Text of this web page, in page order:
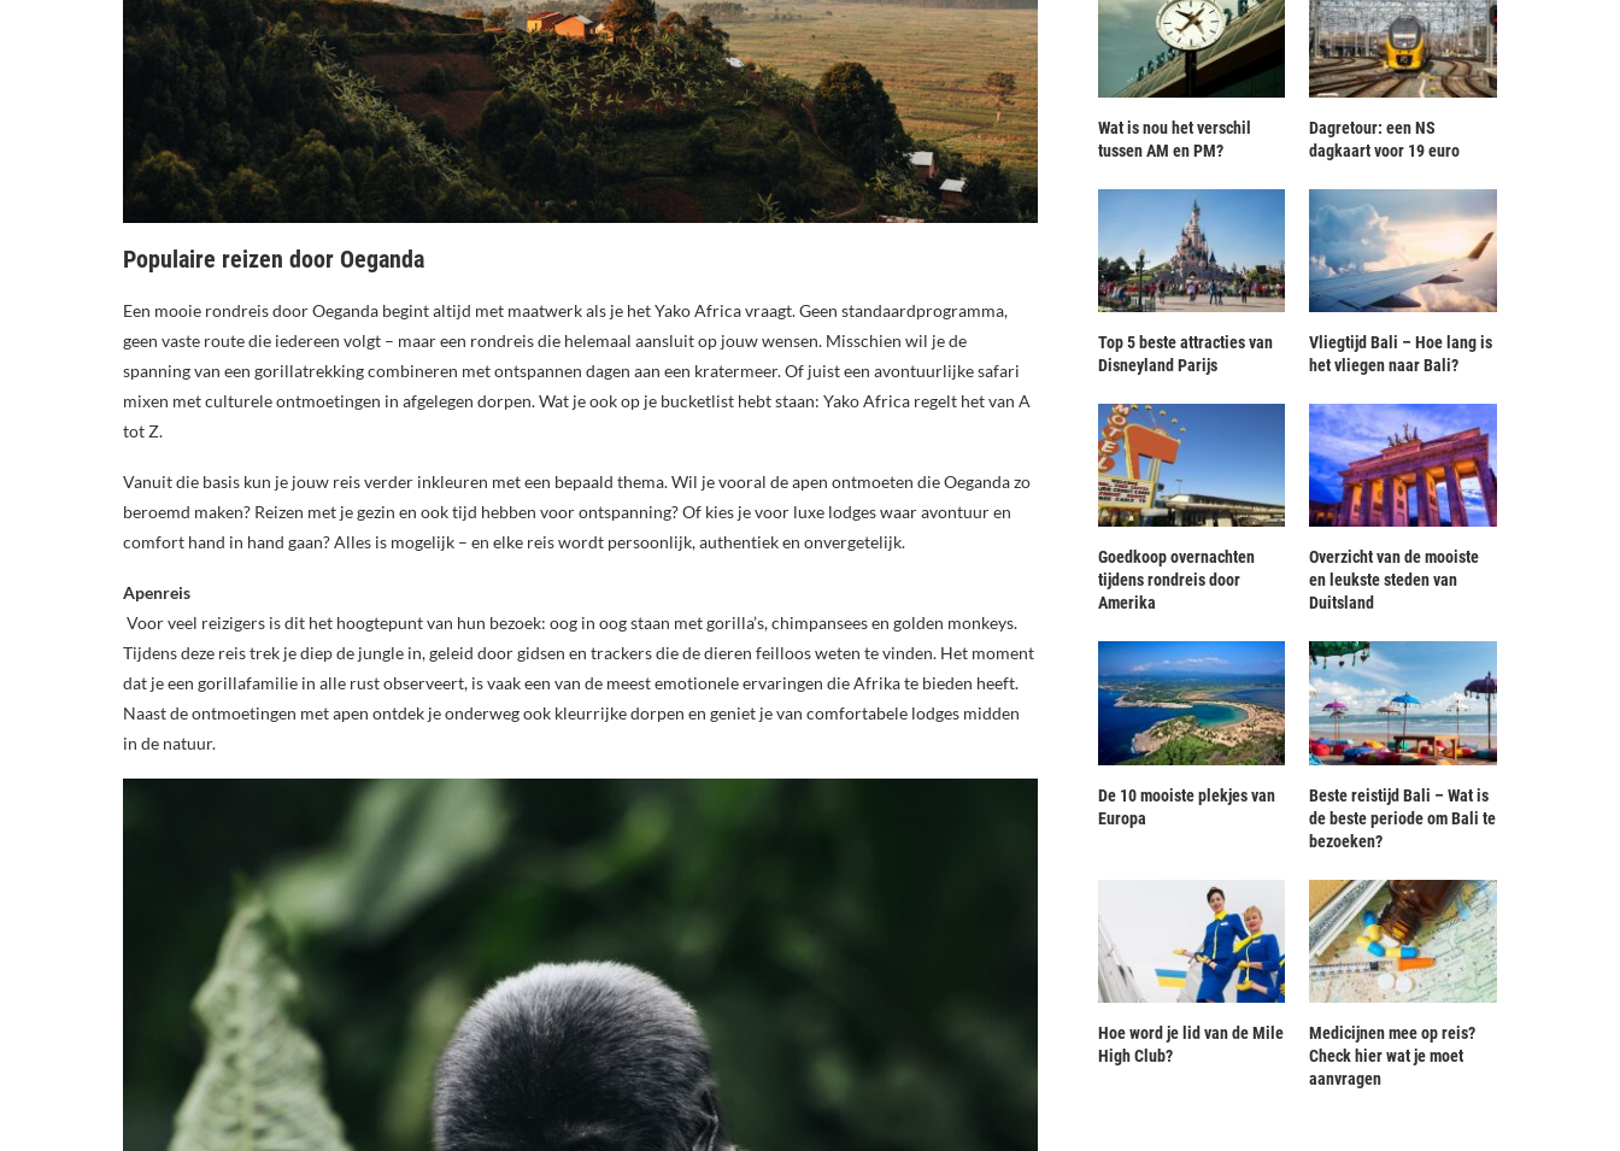
Populaire reizen door Oeganda
Een mooie rondreis door Oeganda begint altijd met maatwerk als je het Yako Africa vraagt. Geen standaardprogramma,
geen vaste route die iedereen volgt – maar een rondreis die helemaal aansluit op jouw wensen. Misschien wil je de
spanning van een gorillatrekking combineren met ontspannen dagen aan een kratermeer. Of juist een avontuurlijke safari
mixen met culturele ontmoetingen in afgelegen dorpen. Wat je ook op je bucketlist hebt staan: Yako Africa regelt het van A
tot Z.
Vanuit die basis kun je jouw reis verder inkleuren met een bepaald thema. Wil je vooral de apen ontmoeten die Oeganda zo
beroemd maken? Reizen met je gezin en ook tijd hebben voor ontspanning? Of kies je voor luxe lodges waar avontuur en
comfort hand in hand gaan? Alles is mogelijk – en elke reis wordt persoonlijk, authentiek en onvergetelijk.
Apenreis
Voor veel reizigers is dit het hoogtepunt van hun bezoek: oog in oog staan met gorilla’s, chimpansees en golden monkeys.
Tijdens deze reis trek je diep de jungle in, geleid door gidsen en trackers die de dieren feilloos weten te vinden. Het moment
dat je een gorillafamilie in alle rust observeert, is vaak een van de meest emotionele ervaringen die Afrika te bieden heeft.
Naast de ontmoetingen met apen ontdek je onderweg ook kleurrijke dorpen en geniet je van comfortabele lodges midden
in de natuur.
Wat is nou het verschil
tussen AM en PM?
Dagretour: een NS
dagkaart voor 19 euro
Top 5 beste attracties van
Disneyland Parijs
Vliegtijd Bali – Hoe lang is
het vliegen naar Bali?
Goedkoop overnachten
tijdens rondreis door
Amerika
Overzicht van de mooiste
en leukste steden van
Duitsland
De 10 mooiste plekjes van
Europa
Beste reistijd Bali – Wat is
de beste periode om Bali te
bezoeken?
Hoe word je lid van de Mile
High Club?
Medicijnen mee op reis?
Check hier wat je moet
aanvragen